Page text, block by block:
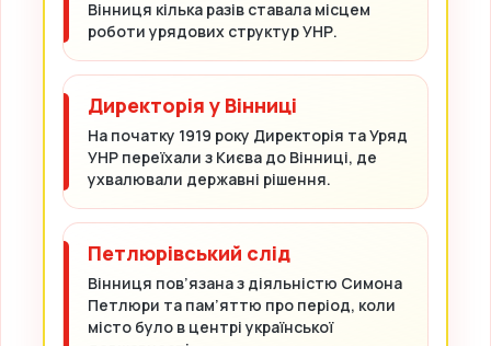
Вінниця кілька разів ставала місцем
роботи урядових структур УНР.
Директорія у Вінниці
На початку 1919 року Директорія та Уряд
УНР переїхали з Києва до Вінниці, де
ухвалювали державні рішення.
Петлюрівський слід
Вінниця пов’язана з діяльністю Симона
Петлюри та пам’яттю про період, коли
місто було в центрі української